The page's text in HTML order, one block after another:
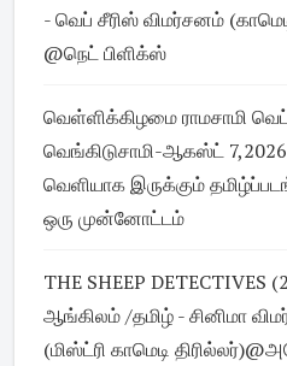
- வெப் சீரிஸ் விமர்சனம்
@நெட் பிளிக்ஸ்
வெள்ளிக்கிழமை ராமசாமி
வெங்கிடுசாமி-ஆகஸ்ட்
வெளியாக இருக்கும்
ஒரு முன்னோட்டம்
THE SHEEP DETECTIVES
ஆங்கிலம் /தமிழ் - சினிமா
(மிஸ்ட்ரி காமெடி